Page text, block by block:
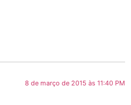
8 de março de 2015 às 11:40 PM